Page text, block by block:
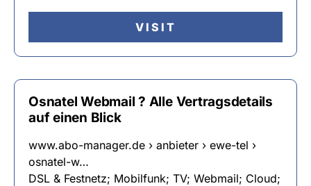
VISIT
Osnatel Webmail ? Alle Vertragsdetails
auf einen Blick
www.abo-manager.de › anbieter › ewe-tel ›
osnatel-w…
DSL & Festnetz; Mobilfunk; TV; Webmail; Cloud;